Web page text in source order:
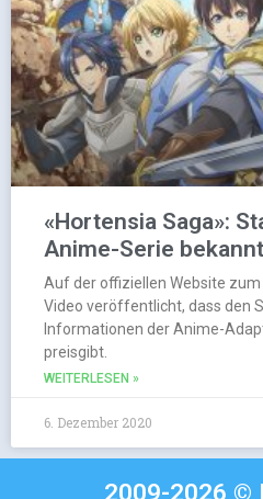
«Hortensia Saga»:
Anime-Serie bekannt
Auf der offiziellen Website
Video veröffentlicht, dass den
Informationen der Anime-
preisgibt.
WEITERLESEN »
6. Dezember 2020
2009-2026 ©